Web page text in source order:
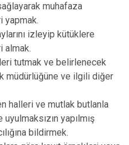
Canik
İlkadım
muhafaza
yapmak.
izleyip kütüklere
almak.
tutmak ve belirlenecek
müdürlüğüne ve ilgili diğer
halleri ve mutlak butlanla
yapılmış
bildirmek.